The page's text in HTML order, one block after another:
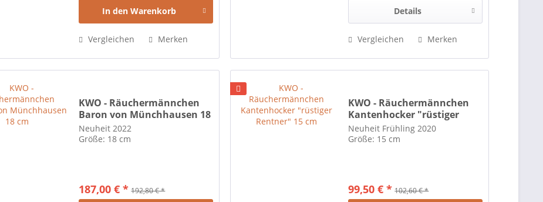
In den Warenkorb
Vergleichen Merken
Details
Vergleichen Merken
KWO - Räuchermännchen
Baron von Münchhausen 18
cm
Neuheit 2022
Größe: 18 cm
187,00 € * 192,80 € *
KWO - Räuchermännchen
Kantenhocker "rüstiger
Rentner" 15 cm
Neuheit Frühling 2020
Größe: 15 cm
99,50 € * 102,60 € *